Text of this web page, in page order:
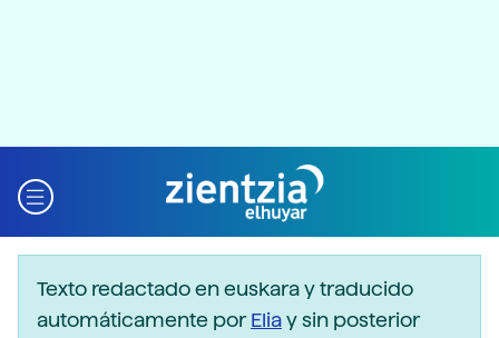
Texto redactado en euskara y traducido
automáticamente porEliay sin posterior